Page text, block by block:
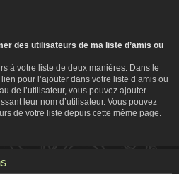
des utilisateurs de ma liste d’amis ou
à votre liste de deux manières. Dans le
pour l’ajouter dans votre liste d’amis ou
de l’utilisateur, vous pouvez ajouter
leur nom d’utilisateur. Vous pouvez
de votre liste depuis cette même page.